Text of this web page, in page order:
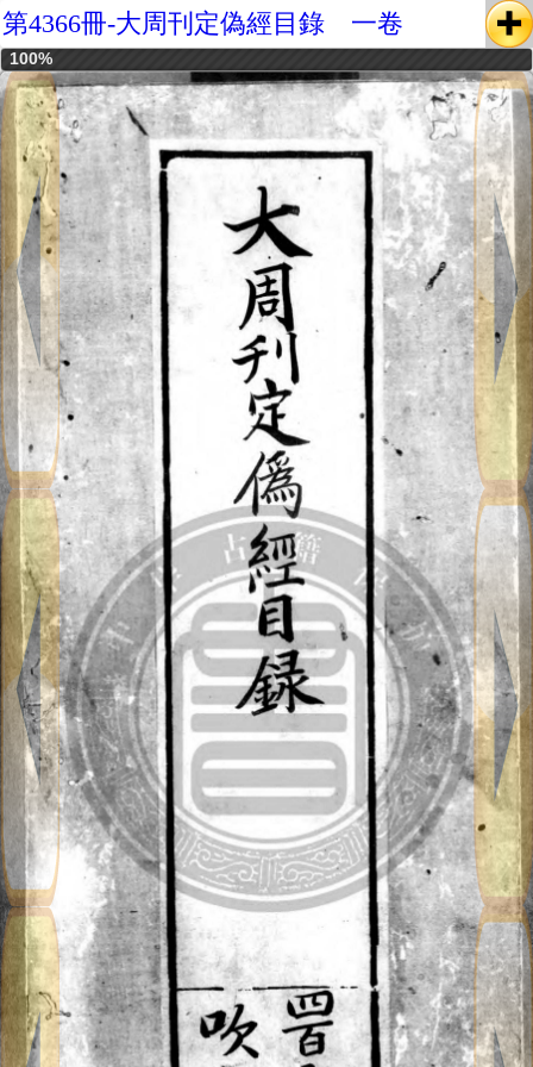
第4366冊-大周刊定偽經目錄 一卷
100%